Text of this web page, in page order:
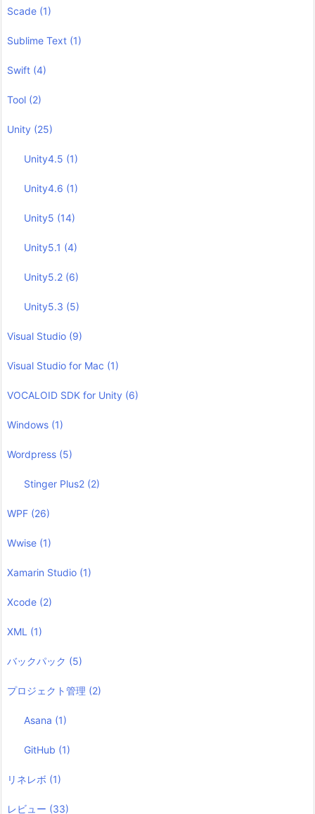
Scade (1)
Sublime Text (1)
Swift (4)
Tool (2)
Unity (25)
Unity4.5 (1)
Unity4.6 (1)
Unity5 (14)
Unity5.1 (4)
Unity5.2 (6)
Unity5.3 (5)
Visual Studio (9)
Visual Studio for Mac (1)
VOCALOID SDK for Unity (6)
Windows (1)
Wordpress (5)
Stinger Plus2 (2)
WPF (26)
Wwise (1)
Xamarin Studio (1)
Xcode (2)
XML (1)
バックパック (5)
プロジェクト管理 (2)
Asana (1)
GitHub (1)
リネレボ (1)
レビュー (33)